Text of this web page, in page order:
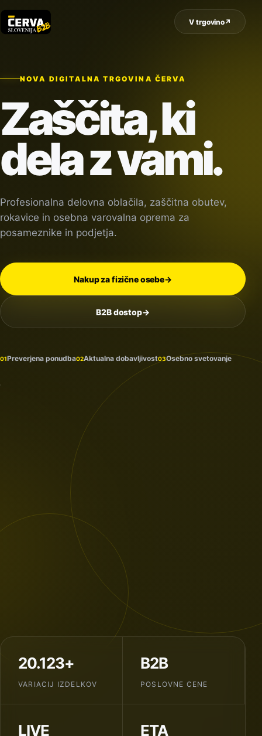
V trgovino↗
NOVA DIGITALNA TRGOVINA ČERVA
Zaščita, ki
dela z vami.
Profesionalna delovna oblačila, zaščitna obutev,
rokavice in osebna varovalna oprema za
posameznike in podjetja.
Nakup za fizične osebe→
B2B dostop→
01Preverjena ponudba02Aktualna dobavljivost03Osebno svetovanje
Na
prihaja
20.123+
VARIACIJ IZDELKOV
B2B
POSLOVNE CENE
LIVE ETA